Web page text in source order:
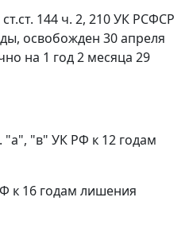
ст.ст. 144 ч. 2, 210УК РСФСР
освобожден 30 апреля
на 1 год 2 месяца 29
"а", "в" УК РФ к 12 годам
к 16 годам лишения